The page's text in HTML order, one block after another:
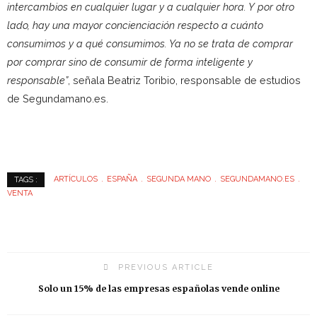
intercambios en cualquier lugar y a cualquier hora. Y por otro
lado, hay una mayor concienciación respecto a cuánto
consumimos y a qué consumimos. Ya no se trata de comprar
por comprar sino de consumir de forma inteligente y
responsable”, señala Beatriz Toribio, responsable de estudios
de Segundamano.es.
TAGS : ARTÍCULOS ESPAÑA SEGUNDA MANO
SEGUNDAMANO.ES
VENTA
PREVIOUS ARTICLE
Solo un 15% de las empresas españolas vende online